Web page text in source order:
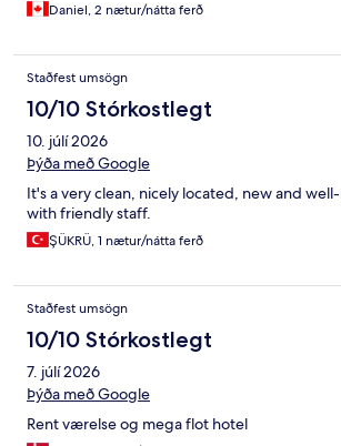
Daniel, 2 nætur/nátta ferð
Staðfest umsögn
10/10 Stórkostlegt
10. júlí 2026
Þýða með Google
It's a very clean, nicely located, new and
with friendly staff.
ŞÜKRÜ, 1 nætur/nátta ferð
Staðfest umsögn
10/10 Stórkostlegt
7. júlí 2026
Þýða með Google
Rent værelse og mega flot hotel